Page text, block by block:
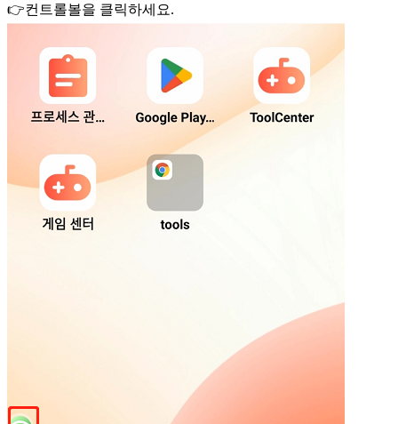
👉컨트롤볼을 클릭하세요.